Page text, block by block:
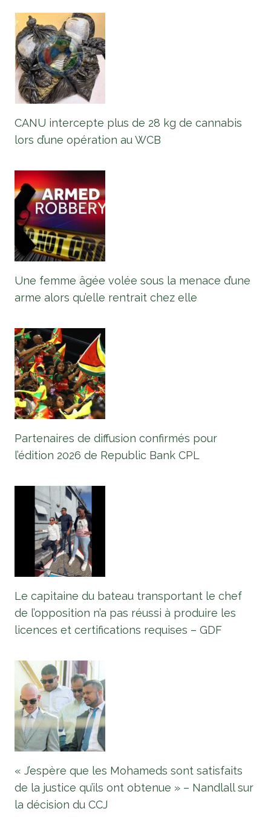
CANU intercepte plus de 28 kg de cannabis
lors d’une opération au WCB
Une femme âgée volée sous la menace d’une
arme alors qu’elle rentrait chez elle
Partenaires de diffusion confirmés pour
l’édition 2026 de Republic Bank CPL
Le capitaine du bateau transportant le chef
de l’opposition n’a pas réussi à produire les
licences et certifications requises – GDF
« J’espère que les Mohameds sont satisfaits
de la justice qu’ils ont obtenue » – Nandlall sur
la décision du CCJ